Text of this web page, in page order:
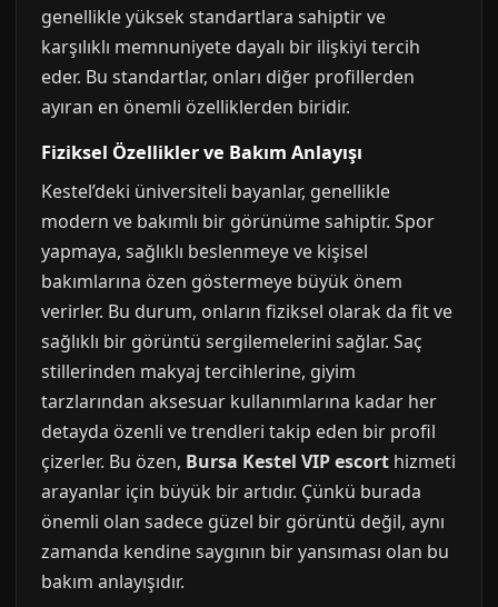
genellikle yüksek standartlara sahiptir ve
karşılıklı memnuniyete dayalı bir ilişkiyi tercih
eder. Bu standartlar, onları diğer profillerden
ayıran en önemli özelliklerden biridir.
Fiziksel Özellikler ve Bakım Anlayışı
Kestel’deki üniversiteli bayanlar, genellikle
modern ve bakımlı bir görünüme sahiptir. Spor
yapmaya, sağlıklı beslenmeye ve kişisel
bakımlarına özen göstermeye büyük önem
verirler. Bu durum, onların fiziksel olarak da fit ve
sağlıklı bir görüntü sergilemelerini sağlar. Saç
stillerinden makyaj tercihlerine, giyim
tarzlarından aksesuar kullanımlarına kadar her
detayda özenli ve trendleri takip eden bir profil
çizerler. Bu özen, Bursa Kestel VIP escort hizmeti
arayanlar için büyük bir artıdır. Çünkü burada
önemli olan sadece güzel bir görüntü değil, aynı
zamanda kendine saygının bir yansıması olan bu
bakım anlayışıdır.